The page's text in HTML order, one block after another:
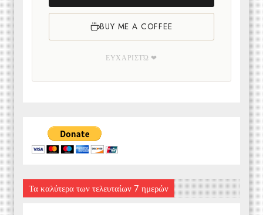
BUY ME A COFFEE
ΕΥΧΑΡΙΣΤΏ ❤
Τα καλύτερα των τελευταίων 7 ημερών